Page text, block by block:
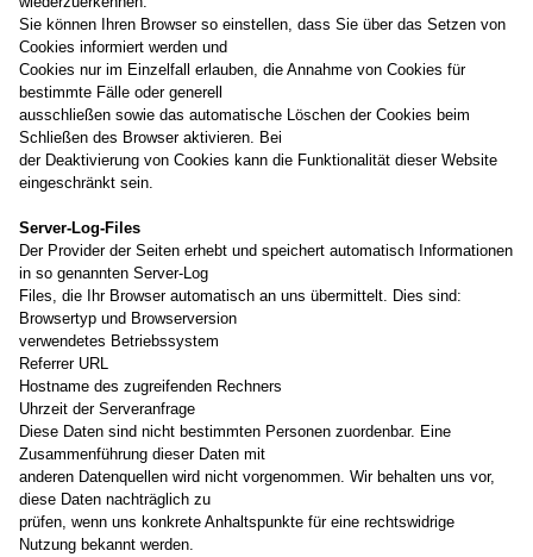
Sie können Ihren Browser so einstellen, dass Sie über das Setzen von
Cookies informiert werden und
Cookies nur im Einzelfall erlauben, die Annahme von Cookies für
bestimmte Fälle oder generell
ausschließen sowie das automatische Löschen der Cookies beim
Schließen des Browser aktivieren. Bei
der Deaktivierung von Cookies kann die Funktionalität dieser Website
eingeschränkt sein.
Server-Log-Files
Der Provider der Seiten erhebt und speichert automatisch Informationen
in so genannten Server-Log
Files, die Ihr Browser automatisch an uns übermittelt. Dies sind:
Browsertyp und Browserversion
verwendetes Betriebssystem
Referrer URL
Hostname des zugreifenden Rechners
Uhrzeit der Serveranfrage
Diese Daten sind nicht bestimmten Personen zuordenbar. Eine
Zusammenführung dieser Daten mit
anderen Datenquellen wird nicht vorgenommen. Wir behalten uns vor,
diese Daten nachträglich zu
prüfen, wenn uns konkrete Anhaltspunkte für eine rechtswidrige
Nutzung bekannt werden.